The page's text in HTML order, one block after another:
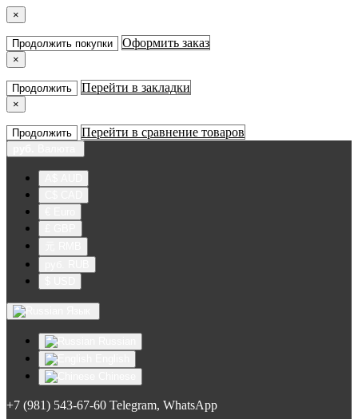
×
Продолжить покупки Оформить заказ
×
Продолжить Перейти в закладки
×
Продолжить Перейти в сравнение товаров
+7 (981) 543-67-60 Telegram, WhatsApp